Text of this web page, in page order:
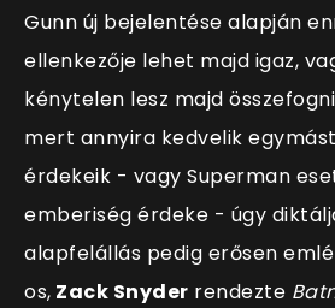
Gunn új bejelentése alapján
ellenkezője lehet majd igaz,
kénytelen lesz majd
mert annyira kedvelik
érdekeik - vagy Superman
emberiség érdeke - úgy
alapfelállás pedig erősen
os, Zack Snyder rendezte